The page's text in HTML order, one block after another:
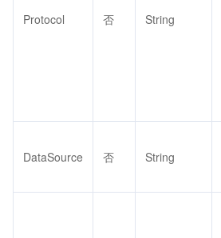
Protocol 否 String
DataSource 否 String